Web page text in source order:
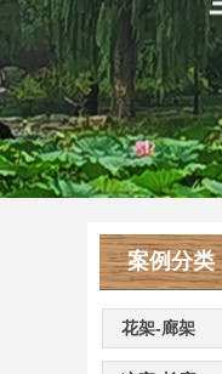
案例分类
花架-廊架